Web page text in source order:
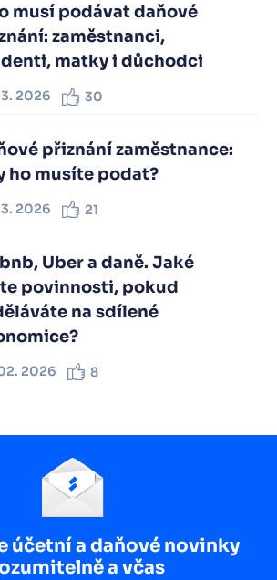
musí podávat daňové
zaměstnanci,
matky i důchodci
2026 30
přiznání zaměstnance:
ho musíte podat?
2026 21
Uber a daně. Jaké
povinnosti, pokud
na sdílené
2026 8
účetní a daňové novinky
a včas